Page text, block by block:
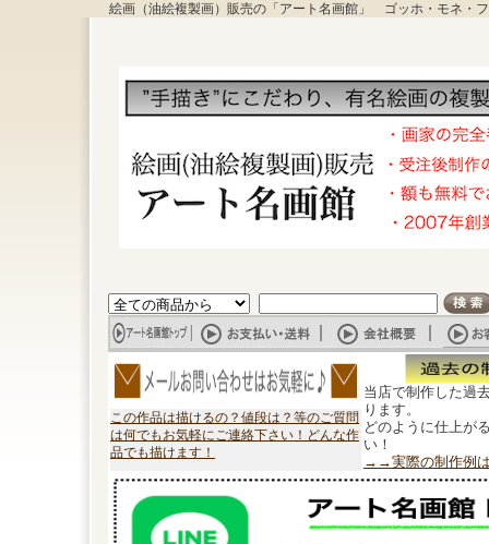
絵画（油絵複製画）販売の「アート名画館」 ゴッホ・モネ・
この作品は描けるの？値段は？等のご質問
は何でもお気軽にご連絡下さい！どんな作
品でも描けます！
当店で制作した過
ります。
どのように仕上が
い！
→→実際の制作例